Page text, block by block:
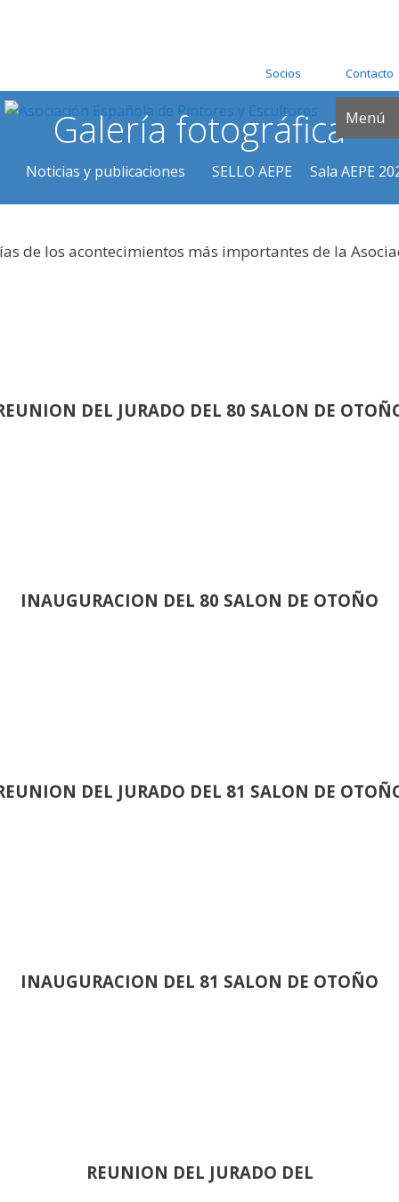
Socios Contacto
Menú
Noticias y publicaciones SELLO AEPE Sala AEPE
Galería fotográfica
de los acontecimientos más importantes de la
DEL JURADO DEL 80 SALON DE
INAUGURACION DEL 80 SALON DE OTOÑO
DEL JURADO DEL 81 SALON DE
INAUGURACION DEL 81 SALON DE OTOÑO
REUNION DEL JURADO DEL